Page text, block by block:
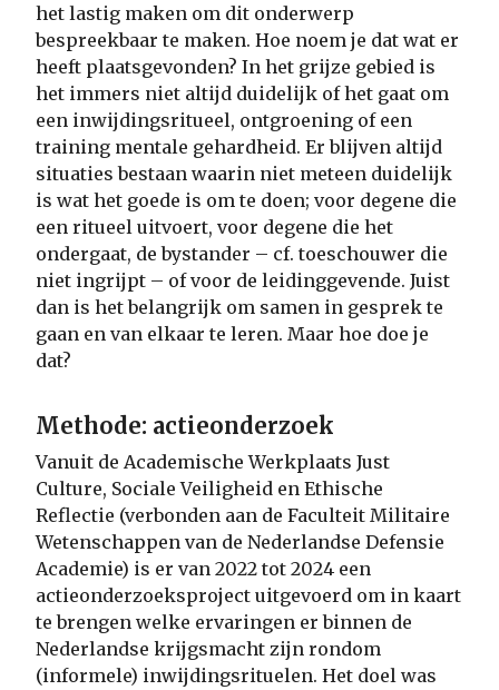
het lastig maken om dit onderwerp
bespreekbaar te maken. Hoe noem je dat wat er
heeft plaatsgevonden? In het grijze gebied is
het immers niet altijd duidelijk of het gaat om
een inwijdingsritueel, ontgroening of een
training mentale gehardheid. Er blijven altijd
situaties bestaan waarin niet meteen duidelijk
is wat het goede is om te doen; voor degene die
een ritueel uitvoert, voor degene die het
ondergaat, de bystander – cf. toeschouwer die
niet ingrijpt – of voor de leidinggevende. Juist
dan is het belangrijk om samen in gesprek te
gaan en van elkaar te leren. Maar hoe doe je
dat?
Methode: actieonderzoek
Vanuit de Academische Werkplaats Just
Culture, Sociale Veiligheid en Ethische
Reflectie (verbonden aan de Faculteit Militaire
Wetenschappen van de Nederlandse Defensie
Academie) is er van 2022 tot 2024 een
actieonderzoeksproject uitgevoerd om in kaart
te brengen welke ervaringen er binnen de
Nederlandse krijgsmacht zijn rondom
(informele) inwijdingsrituelen. Het doel was